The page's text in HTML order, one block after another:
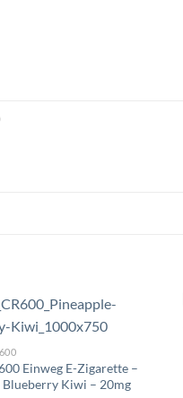
Einweg E-Zigarette –
Blueberry Kiwi – 20mg